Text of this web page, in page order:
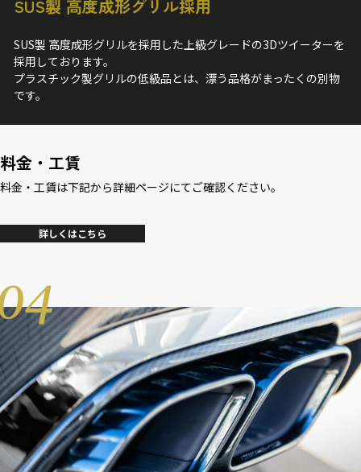
SUS製 高度成形グリル採用
SUS製 高度成形グリルを採用した上級グレードの3Dツイーターを
採用しております。
プラスチック製グリルの低級品とは、漂う品格がまったくの別物
です。
料金・工賃
料金・工賃は下記から詳細ページにてご確認ください。
詳しくはこちら